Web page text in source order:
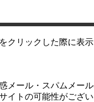
クリックした際に表
メール・スパムメー
イトの可能性がござ